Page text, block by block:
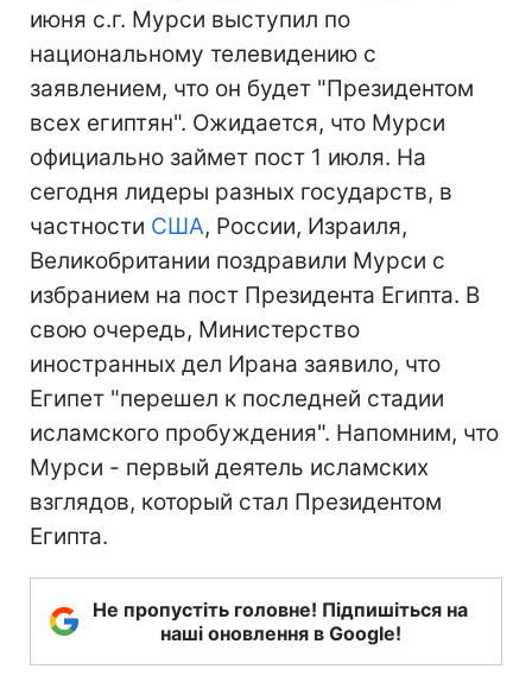
июня с.г. Мурси выступил по
национальному телевидению с
заявлением, что он будет "Президентом
всех египтян". Ожидается, что Мурси
официально займет пост 1 июля. На
сегодня лидеры разных государств, в
частности США, России, Израиля,
Великобритании поздравили Мурси с
избранием на пост Президента Египта. В
свою очередь, Министерство
иностранных дел Ирана заявило, что
Египет "перешел к последней стадии
исламского пробуждения". Напомним, что
Мурси - первый деятель исламских
взглядов, который стал Президентом
Египта.
Не пропустіть головне! Підпишіться на
наші оновлення в Google!